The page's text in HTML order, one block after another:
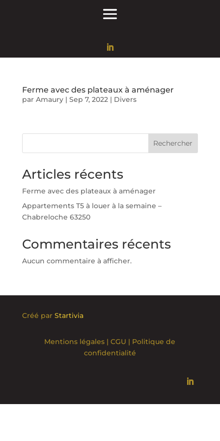
Ferme avec des plateaux à aménager
par Amaury| Sep 7, 2022| Divers
Rechercher
Articles récents
Ferme avec des plateaux à aménager
Appartements T5 à louer à la semaine –
Chabreloche 63250
Commentaires récents
Aucun commentaire à afficher.
Créé par Startivia
Mentions légales |CGU | Politique de
confidentialité